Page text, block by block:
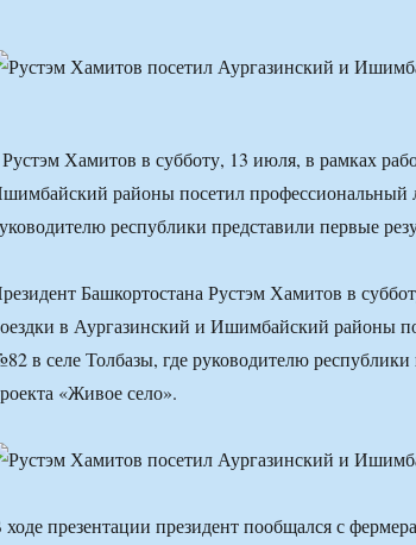
Хамитов в субботу, 13 июля, в рамках
районы посетил профессиональный
республики представили первые
Башкортостана Рустэм Хамитов в
в Аургазинский и Ишимбайский районы
в селе Толбазы, где руководителю республики
«Живое село».
презентации президент пообщался с